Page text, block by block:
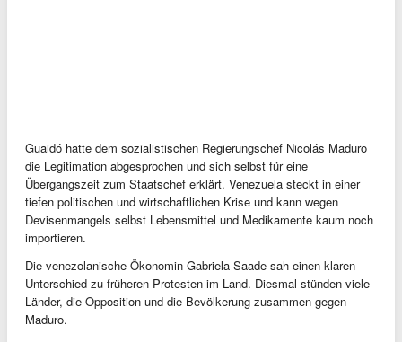
Guaidó hatte dem sozialistischen Regierungschef Nicolás Maduro
die Legitimation abgesprochen und sich selbst für eine
Übergangszeit zum Staatschef erklärt. Venezuela steckt in einer
tiefen politischen und wirtschaftlichen Krise und kann wegen
Devisenmangels selbst Lebensmittel und Medikamente kaum noch
importieren.
Die venezolanische Ökonomin Gabriela Saade sah einen klaren
Unterschied zu früheren Protesten im Land. Diesmal stünden viele
Länder, die Opposition und die Bevölkerung zusammen gegen
Maduro.